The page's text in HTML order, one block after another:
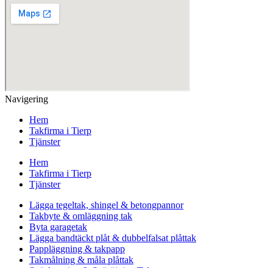
Navigering
Hem
Takfirma i Tierp
Tjänster
Hem
Takfirma i Tierp
Tjänster
Lägga tegeltak, shingel & betongpannor
Takbyte & omläggning tak
Byta garagetak
Lägga bandtäckt plåt & dubbelfalsat plåttak
Pappläggning & takpapp
Takmålning & måla plåttak